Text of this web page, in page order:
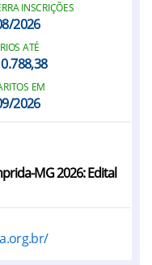
INSCRIÇÕES
2026
ATÉ
EM
2026
MG 2026: Edital